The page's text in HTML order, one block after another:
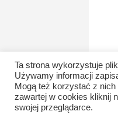
Ta strona wykorzystuje
Używamy informacji
Mogą też korzystać z
zawartej w cookies kliknij
swojej przeglądarce.